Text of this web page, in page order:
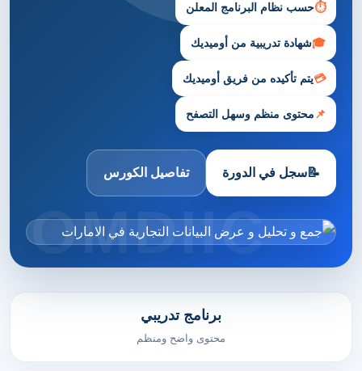
⏱حسب نظام البرنامج المعلن
🎓شهادة تدريبية من أوميديك
💳يتم تأكيده من فريق أوميديك
📌محتوى منظم وسهل التصفح
📝سجل في الدورة تفاصيل الكورس
برنامج تدريبي
محتوى واضح ومنظم